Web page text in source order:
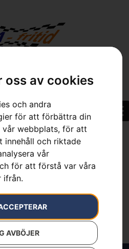
oss av cookies
och andra
för att förbättra din
vår webbplats, för att
innehåll och riktade
vår
för att förstå var våra
ifrån.
AVBÖJER
BEGAGNAT